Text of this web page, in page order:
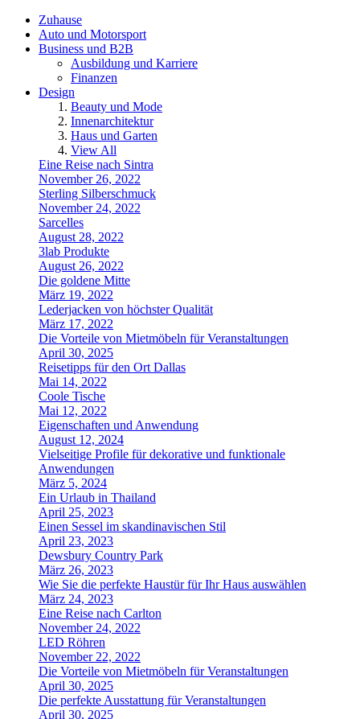
Zuhause
Auto und Motorsport
Business und B2B
Ausbildung und Karriere
Finanzen
Design
Beauty und Mode
Innenarchitektur
Haus und Garten
View All
Eine Reise nach Sintra
November 26, 2022
Sterling Silberschmuck
November 24, 2022
Sarcelles
August 28, 2022
3lab Produkte
August 26, 2022
Die goldene Mitte
März 19, 2022
Lederjacken von höchster Qualität
März 17, 2022
Die Vorteile von Mietmöbeln für Veranstaltungen
April 30, 2025
Reisetipps für den Ort Dallas
Mai 14, 2022
Coole Tische
Mai 12, 2022
Eigenschaften und Anwendung
August 12, 2024
Vielseitige Profile für dekorative und funktionale
Anwendungen
März 5, 2024
Ein Urlaub in Thailand
April 25, 2023
Einen Sessel im skandinavischen Stil
April 23, 2023
Dewsbury Country Park
März 26, 2023
Wie Sie die perfekte Haustür für Ihr Haus auswählen
März 24, 2023
Eine Reise nach Carlton
November 24, 2022
LED Röhren
November 22, 2022
Die Vorteile von Mietmöbeln für Veranstaltungen
April 30, 2025
Die perfekte Ausstattung für Veranstaltungen
April 30, 2025